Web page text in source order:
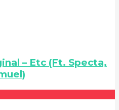
– Etc (Ft. Specta,